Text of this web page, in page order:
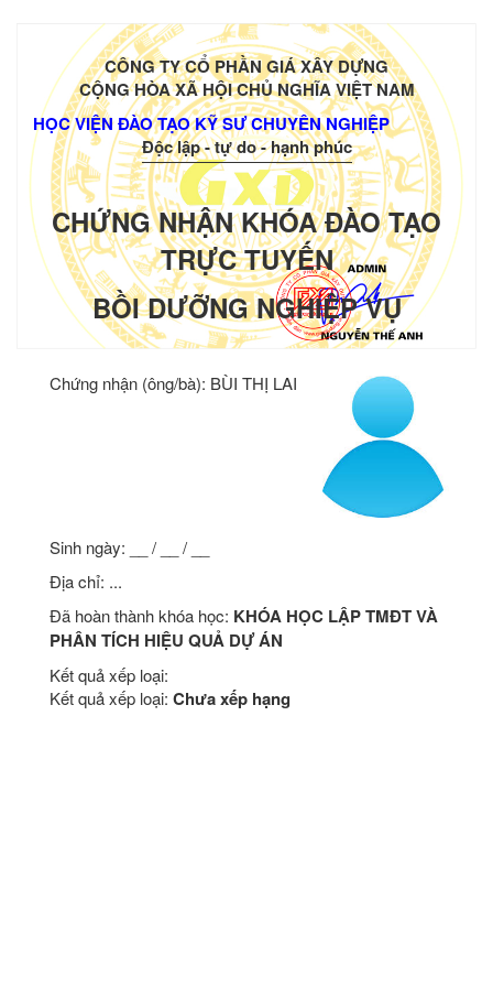
CÔNG TY CỔ PHẦN GIÁ XÂY DỰNG
CỘNG HÒA XÃ HỘI CHỦ NGHĨA VIỆT NAM
HỌC VIỆN ĐÀO TẠO KỸ SƯ CHUYÊN NGHIỆP
Độc lập - tự do - hạnh phúc
CHỨNG NHẬN KHÓA ĐÀO TẠO
TRỰC TUYẾN
BỒI DƯỠNG NGHIỆP VỤ
Chứng nhận (ông/bà): BÙI THỊ LAI
Sinh ngày: __ / __ / __
Địa chỉ: ...
Đã hoàn thành khóa học: KHÓA HỌC LẬP TMĐT VÀ
PHÂN TÍCH HIỆU QUẢ DỰ ÁN
Kết quả xếp loại:
Kết quả xếp loại: Chưa xếp hạng